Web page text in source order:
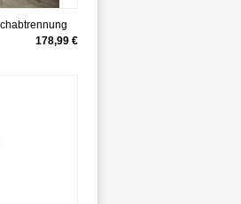
178,99 €